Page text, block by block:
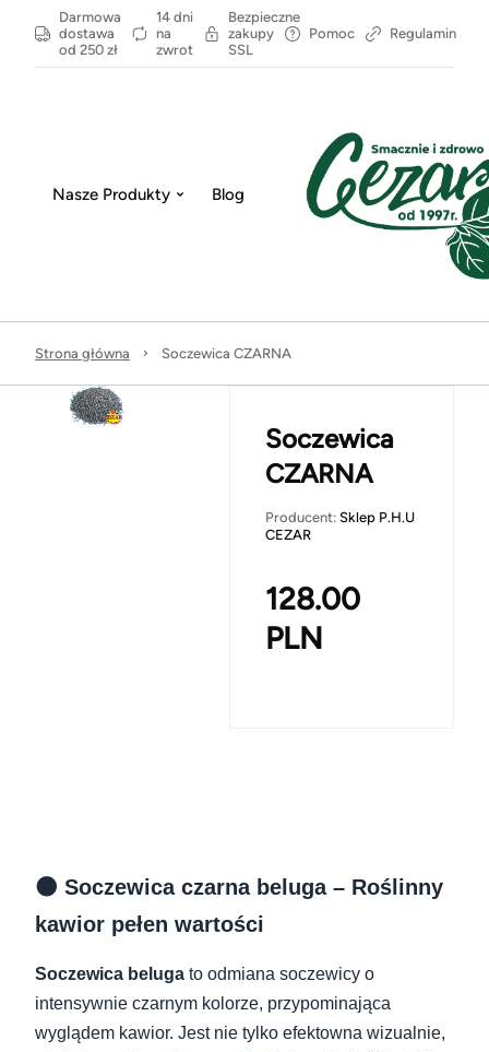
Darmowa
dostawa
od 250 zł
14 dni
na
zwrot
Bezpieczne
zakupy
SSL
Pomoc Regulamin
Nasze Produkty Blog
Strona główna Soczewica CZARNA
Soczewica
CZARNA
Producent: Sklep P.H.U
CEZAR
128.00
PLN
🌑 Soczewica czarna beluga – Roślinny
kawior pełen wartości
Soczewica beluga to odmiana soczewicy o
intensywnie czarnym kolorze, przypominająca
wyglądem kawior. Jest nie tylko efektowna wizualnie,